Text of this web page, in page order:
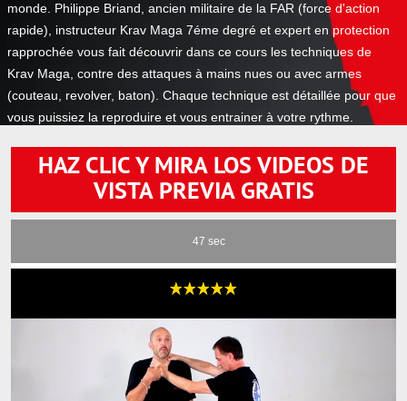
monde. Philippe Briand, ancien militaire de la FAR (force d'action
rapide), instructeur Krav Maga 7éme degré et expert en protection
rapprochée vous fait découvrir dans ce cours les techniques de
Krav Maga, contre des attaques à mains nues ou avec armes
(couteau, revolver, baton). Chaque technique est détaillée pour que
vous puissiez la reproduire et vous entrainer à votre rythme.
HAZ CLIC Y MIRA LOS VIDEOS DE
VISTA PREVIA GRATIS
47 sec